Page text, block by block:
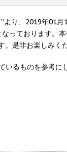
り、2019年01
っております。
是非お楽しみくだ
るものを参考に